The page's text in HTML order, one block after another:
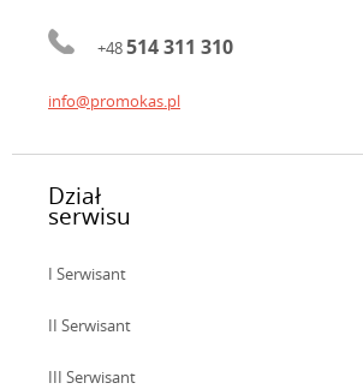
+48514 311 310
info@promokas.pl
Dział
serwisu
I Serwisant
II Serwisant
III Serwisant